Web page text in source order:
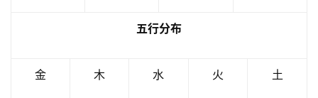
五行分布
金 木 水 火 土